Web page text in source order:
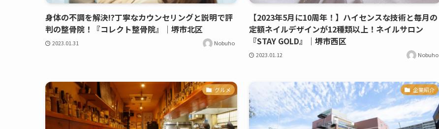
身体の不調を解決!?丁寧なカウンセリングと説明で評
判の整骨院！『コレクト整骨院』｜堺市北区
2023.01.31 Nobuho
【2023年5月に10周年！】ハイセンスな技術と毎月の
定額ネイルデザインが12種類以上！ネイルサロン
『STAY GOLD』｜堺市西区
2023.01.12 Nobuho
グルメ 企業紹介